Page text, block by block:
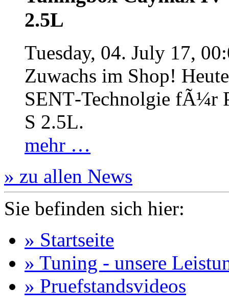
2.5L
Tuesday, 04. July 17,
Zuwachs im Shop!
SENT‐Technolgie fÃ¼r
S 2.5L.
mehr …
» zu allen News
Sie befinden sich hier:
» Startseite
» Tuning - unsere
» Pruefstandsvideos